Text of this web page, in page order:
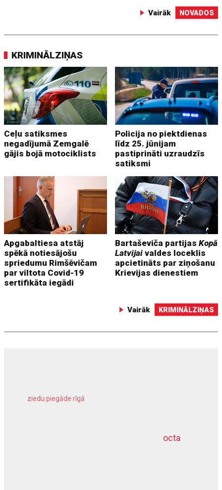
Vairāk NOVADOS
KRIMINĀLZIŅAS
Ceļu satiksmes
negadījumā Zemgalē
gājis bojā motociklists
Policija no piektdienas
līdz 25. jūnijam
pastiprināti uzraudzīs
satiksmi
Apgabaltiesa atstāj
spēkā notiesājošu
spriedumu Rimšēvičam
par viltota Covid-19
sertifikāta iegādi
Bartaševiča partijasKopā
Latvijai valdes loceklis
apcietināts par ziņošanu
Krievijas dienestiem
Vairāk KRIMINĀLZIŅAS
octa
ziedu piegāde rīgā
dziļurbums